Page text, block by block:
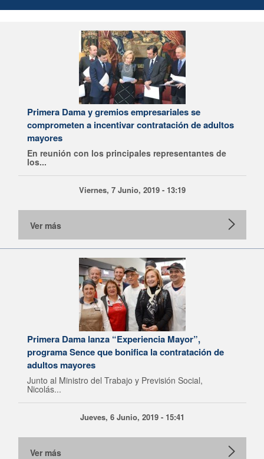
Primera Dama y gremios empresariales se
comprometen a incentivar contratación de adultos
mayores
En reunión con los principales representantes de
los...
Viernes, 7 Junio, 2019 - 13:19
Ver más
Primera Dama lanza “Experiencia Mayor”,
programa Sence que bonifica la contratación de
adultos mayores
Junto al Ministro del Trabajo y Previsión Social,
Nicolás...
Jueves, 6 Junio, 2019 - 15:41
Ver más